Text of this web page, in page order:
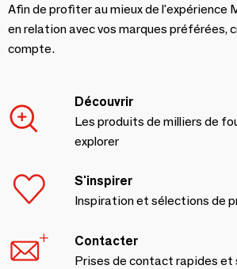
Afin de profiter au mieux de l'expérience
en relation avec vos marques préférées,
compte.
Découvrir
Les produits de milliers de
explorer
S'inspirer
Inspiration et sélections de
Contacter
Prises de contact rapides et